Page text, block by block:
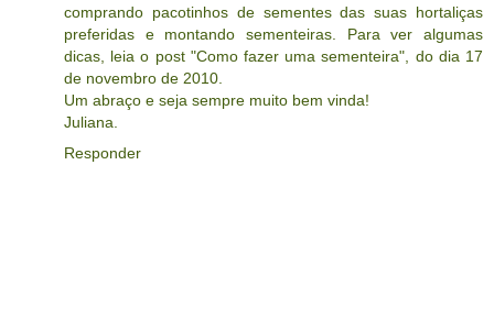
comprando pacotinhos de sementes das suas hortaliças
preferidas e montando sementeiras. Para ver algumas
dicas, leia o post "Como fazer uma sementeira", do dia 17
de novembro de 2010.
Um abraço e seja sempre muito bem vinda!
Juliana.
Responder